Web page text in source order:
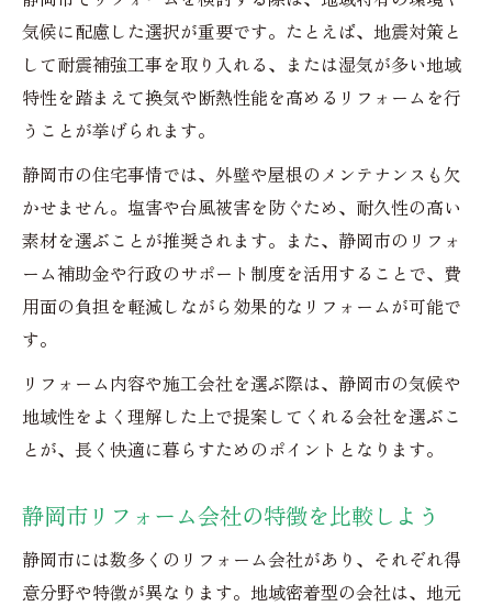
気候に配慮した選択が重要です。たとえば、地震対策と
して耐震補強工事を取り入れる、または湿気が多い地域
特性を踏まえて換気や断熱性能を高めるリフォームを行
うことが挙げられます。
静岡市の住宅事情では、外壁や屋根のメンテナンスも欠
かせません。塩害や台風被害を防ぐため、耐久性の高い
素材を選ぶことが推奨されます。また、静岡市のリフォ
ーム補助金や行政のサポート制度を活用することで、費
用面の負担を軽減しながら効果的なリフォームが可能で
す。
リフォーム内容や施工会社を選ぶ際は、静岡市の気候や
地域性をよく理解した上で提案してくれる会社を選ぶこ
とが、長く快適に暮らすためのポイントとなります。
静岡市リフォーム会社の特徴を比較しよう
静岡市には数多くのリフォーム会社があり、それぞれ得
意分野や特徴が異なります。地域密着型の会社は、地元